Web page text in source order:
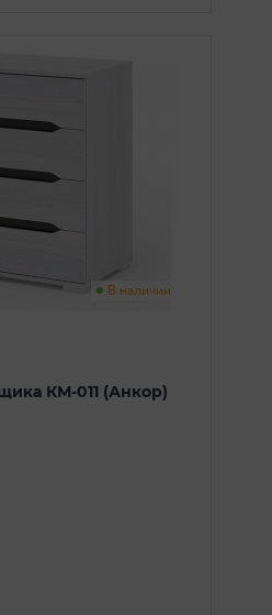
В наличии
КМ-011 (Анкор)